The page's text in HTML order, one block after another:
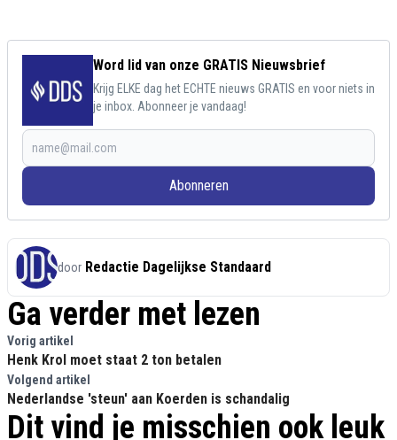
Word lid van onze GRATIS Nieuwsbrief
Krijg ELKE dag het ECHTE nieuws GRATIS en voor niets in
je inbox. Abonneer je vandaag!
Abonneren
door Redactie Dagelijkse Standaard
Ga verder met lezen
Vorig artikel
Henk Krol moet staat 2 ton betalen
Volgend artikel
Nederlandse 'steun' aan Koerden is schandalig
Dit vind je misschien ook leuk